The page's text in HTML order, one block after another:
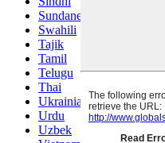
Sundanese
Swahili
Tajik
Tamil
Telugu
Thai
Ukrainian
Urdu
Uzbek